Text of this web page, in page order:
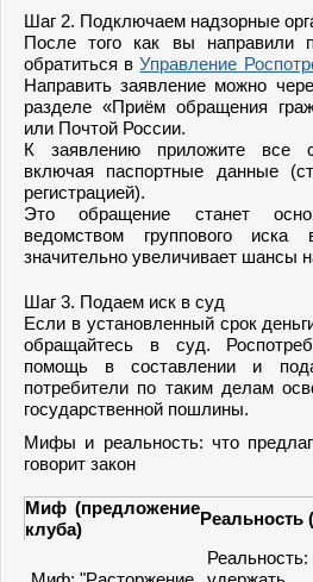
Шаг 2. Подключаем надзорные
После того как вы направили
обратиться вУправление
Направить заявление можно
разделе «Приём обращения
или Почтой России.
К заявлению приложите все
включая паспортные данные
регистрацией).
Это обращение станет
ведомством группового
значительно увеличивает шансы
Шаг 3. Подаем иск в суд
Если в установленный срок
обращайтесь в суд.
помощь в составлении и
потребители по таким делам
государственной пошлины.
Мифы и реальность: что
говорит закон
Миф (предложение
клуба)
Реальность